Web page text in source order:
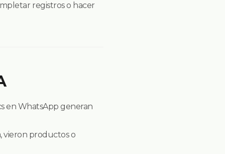
registros o hacer
en WhatsApp generan
vieron productos o